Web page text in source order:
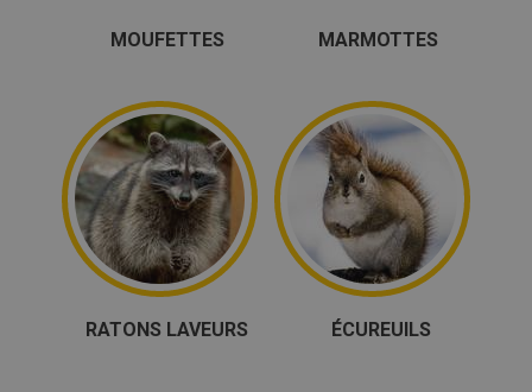
MOUFETTES MARMOTTES
RATONS LAVEURS ÉCUREUILS